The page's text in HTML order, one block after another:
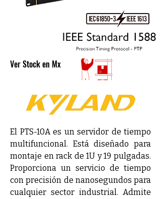
Ver Stock en Mx
El PTS-10A es un servidor de tiempo
multifuncional. Está diseñado para
montaje en rack de 1U y 19 pulgadas.
Proporciona un servicio de tiempo
con precisión de nanosegundos para
cualquier sector industrial. Admite